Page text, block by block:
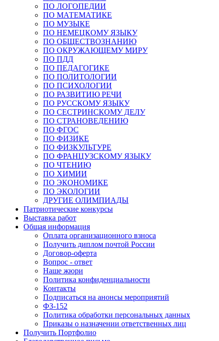
ПО ЛОГОПЕДИИ
ПО МАТЕМАТИКЕ
ПО МУЗЫКЕ
ПО НЕМЕЦКОМУ ЯЗЫКУ
ПО ОБЩЕСТВОЗНАНИЮ
ПО ОКРУЖАЮЩЕМУ МИРУ
ПО ПДД
ПО ПЕДАГОГИКЕ
ПО ПОЛИТОЛОГИИ
ПО ПСИХОЛОГИИ
ПО РАЗВИТИЮ РЕЧИ
ПО РУССКОМУ ЯЗЫКУ
ПО СЕСТРИНСКОМУ ДЕЛУ
ПО СТРАНОВЕДЕНИЮ
ПО ФГОС
ПО ФИЗИКЕ
ПО ФИЗКУЛЬТУРЕ
ПО ФРАНЦУЗСКОМУ ЯЗЫКУ
ПО ЧТЕНИЮ
ПО ХИМИИ
ПО ЭКОНОМИКЕ
ПО ЭКОЛОГИИ
ДРУГИЕ ОЛИМПИАДЫ
Патриотические конкурсы
Выставка работ
Общая информация
Оплата организационного взноса
Получить диплом почтой России
Договор-оферта
Вопрос - ответ
Наше жюри
Политика конфиденциальности
Контакты
Подписаться на анонсы мероприятий
ФЗ-152
Политика обработки персональных данных
Приказы о назначении ответственных лиц
Получить Портфолио